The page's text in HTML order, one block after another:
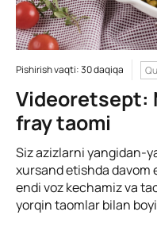
Pishirish vaqti: 30 daqiqa
Videoretsept:
fray taomi
Siz azizlarni yangidan-
xursand etishda davom
endi voz kechamiz va
yorqin taomlar bilan